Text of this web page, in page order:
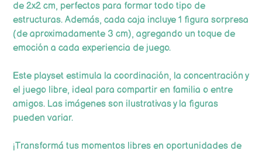
de 2x2 cm, perfectos para formar todo tipo de
estructuras. Además, cada caja incluye 1 figura sorpresa
(de aproximadamente 3 cm), agregando un toque de
emoción a cada experiencia de juego.
Este playset estimula la coordinación, la concentración y
el juego libre, ideal para compartir en familia o entre
amigos. Las imágenes son ilustrativas y la figuras
pueden variar.
¡Transformá tus momentos libres en oportunidades de